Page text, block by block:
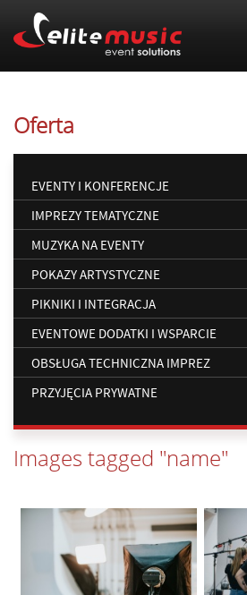
Oferta
EVENTY I KONFERENCJE
IMPREZY TEMATYCZNE
MUZYKA NA EVENTY
POKAZY ARTYSTYCZNE
PIKNIKI I INTEGRACJA
EVENTOWE DODATKI I WSPARCIE
OBSŁUGA TECHNICZNA IMPREZ
PRZYJĘCIA PRYWATNE
Images tagged "name"